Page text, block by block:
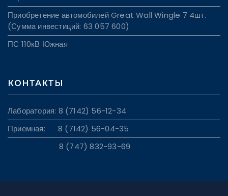
Приобретение автомобилей Great Wall Wingle 7 4шт.
(Сумма инвестиций: 63 057 600)
ПС 110кВ Южная
КОНТАКТЫ
Лаборатория: 8 (7142) 56-12-34
Приемная: 8 (7142) 56-04-35
8 (747) 832-93-69